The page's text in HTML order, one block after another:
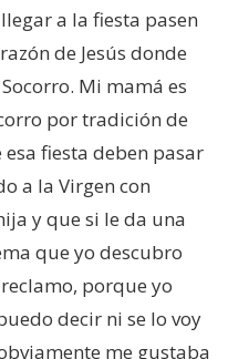
a la fiesta pasen
de Jesús donde
Mi mamá es
por tradición de
fiesta deben pasar
a la Virgen con
y que si le da una
que yo descubro
porque yo
decir ni se lo voy
me gustaba